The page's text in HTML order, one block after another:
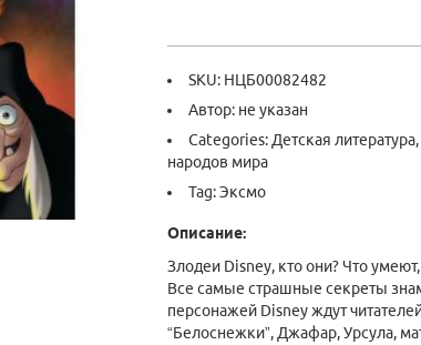
SKU: НЦБ00082482
Автор: не указан
Categories: Детская литература
народов мира
Tag:Эксмо
Описание:
Злодеи Disney, кто они? Что
Все самые страшные секреты
персонажей Disney ждут
“Белоснежки”, Джафар, Урсула,